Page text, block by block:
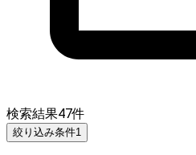
検索結果47件
絞り込み条件1